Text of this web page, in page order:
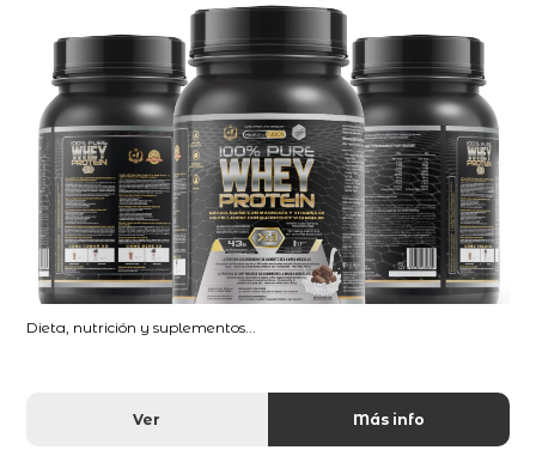
Dieta, nutrición y suplementos...
Ver Más info